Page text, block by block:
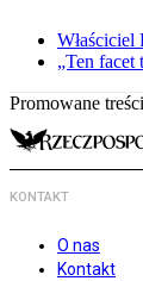
Właściciel
„Ten facet
Promowane treści
KONTAKT
O nas
Kontakt